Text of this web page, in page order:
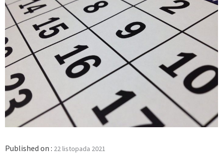
Published on : 22 listopada 2021